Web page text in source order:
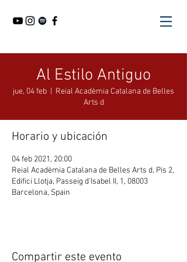
Al Estilo Antiguo
jue, 04 feb
Reial Acadèmia Catalana de Belles
Arts d
Horario y ubicación
04 feb 2021, 20:00
Reial Acadèmia Catalana de Belles Arts d, Pis 2,
Edifici Llotja, Passeig d'Isabel II, 1, 08003
Barcelona, Spain
Compartir este evento